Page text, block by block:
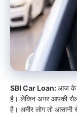
SBI Car Loan:आज के
है। लेकिन अगर आपकी
है। अमीर लोग तो